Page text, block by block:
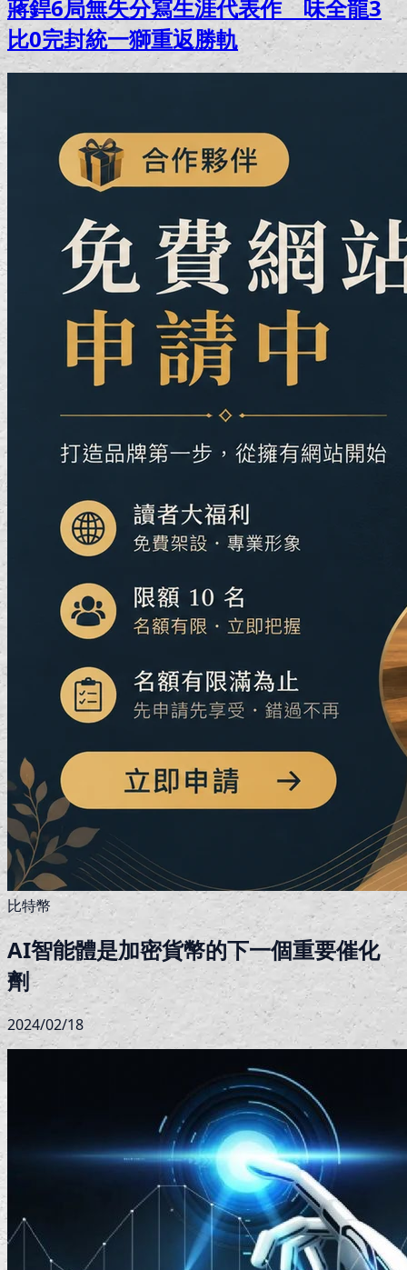
蔣銲6局無失分寫生涯代表作 味全龍3
比0完封統一獅重返勝軌
比特幣
AI智能體是加密貨幣的下一個重要催化
劑
2024/02/18